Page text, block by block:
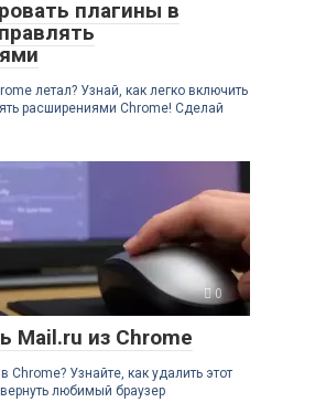
плагины в
летал? Узнай, как легко включить
расширениями Chrome! Сделай
0
Mail.ru из Chrome
Chrome? Узнайте, как удалить этот
любимый браузер